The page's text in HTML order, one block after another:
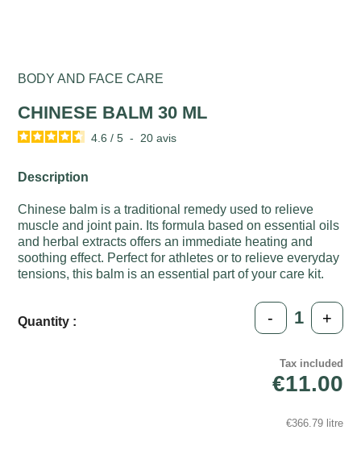
BODY AND FACE CARE
CHINESE BALM 30 ML
4.6 / 5 - 20avis
Description
Chinese balm is a traditional remedy used to relieve
muscle and joint pain. Its formula based on essential oils
and herbal extracts offers an immediate heating and
soothing effect. Perfect for athletes or to relieve everyday
tensions, this balm is an essential part of your care kit.
Quantity : - +
Tax included
€11.00
€366.79 litre